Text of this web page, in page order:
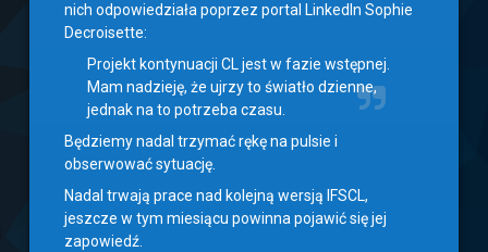
nich odpowiedziała poprzez portal LinkedIn Sophie
Decroisette:
Projekt kontynuacji CL jest w fazie wstępnej.
Mam nadzieję, że ujrzy to światło dzienne,
jednak na to potrzeba czasu.
Będziemy nadal trzymać rękę na pulsie i
obserwować sytuację.
Nadal trwają prace nad kolejną wersją IFSCL,
jeszcze w tym miesiącu powinna pojawić się jej
zapowiedź.